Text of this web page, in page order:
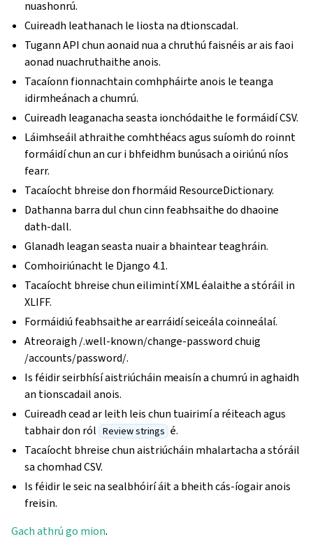
nuashonrú.
Cuireadh leathanach le liosta na dtionscadal.
Tugann API chun aonaid nua a chruthú faisnéis ar ais faoi
aonad nuachruthaithe anois.
Tacaíonn fionnachtain comhpháirte anois le teanga
idirmheánach a chumrú.
Cuireadh leaganacha seasta ionchódaithe le formáidí CSV.
Láimhseáil athraithe comhthéacs agus suíomh do roinnt
formáidí chun an cur i bhfeidhm bunúsach a oiriúnú níos
fearr.
Tacaíocht bhreise don fhormáid ResourceDictionary.
Dathanna barra dul chun cinn feabhsaithe do dhaoine
dath-dall.
Glanadh leagan seasta nuair a bhaintear teaghráin.
Comhoiriúnacht le Django 4.1.
Tacaíocht bhreise chun eilimintí XML éalaithe a stóráil in
XLIFF.
Formáidiú feabhsaithe ar earráidí seiceála coinneálaí.
Atreoraigh /.well-known/change-password chuig
/accounts/password/.
Is féidir seirbhísí aistriúcháin meaisín a chumrú in aghaidh
an tionscadail anois.
Cuireadh cead ar leith leis chun tuairimí a réiteach agus
tabhair don ról Review strings é.
Tacaíocht bhreise chun aistriúcháin mhalartacha a stóráil
sa chomhad CSV.
Is féidir le seic na sealbhóirí áit a bheith cás-íogair anois
freisin.
Gach athrú go mion.